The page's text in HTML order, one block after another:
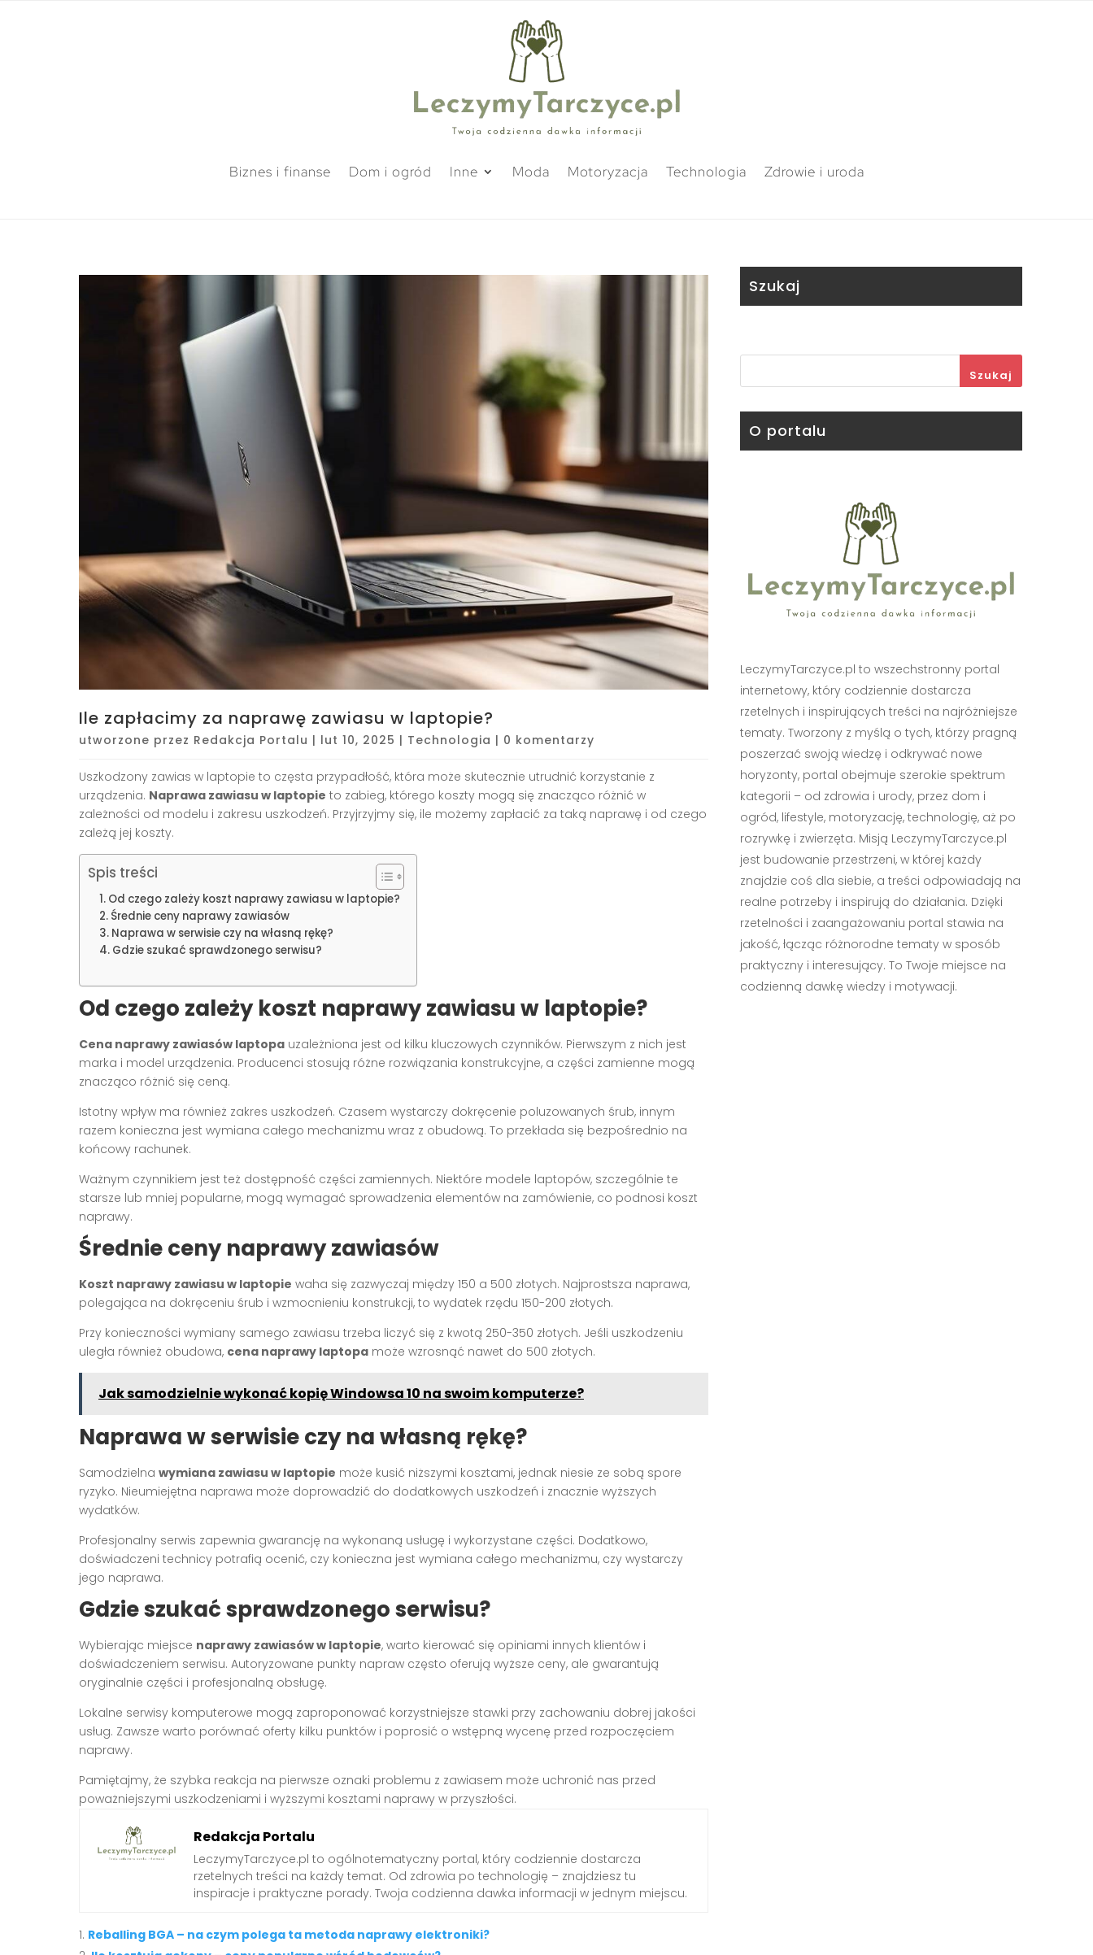
Biznes i finanse Dom i ogród Inne Moda Motoryzacja Technologia Zdrowie i uroda
Ile zapłacimy za naprawę zawiasu w laptopie?
utworzone przez Redakcja Portalu | lut 10, 2025 | Technologia | 0 komentarzy
Uszkodzony zawias w laptopie to częsta przypadłość, która może skutecznie utrudnić korzystanie z
urządzenia. Naprawa zawiasu w laptopie to zabieg, którego koszty mogą się znacząco różnić w
zależności od modelu i zakresu uszkodzeń. Przyjrzyjmy się, ile możemy zapłacić za taką naprawę i od czego
zależą jej koszty.
Spis treści
Od czego zależy koszt naprawy zawiasu w laptopie?
Średnie ceny naprawy zawiasów
Naprawa w serwisie czy na własną rękę?
Gdzie szukać sprawdzonego serwisu?
Od czego zależy koszt naprawy zawiasu w laptopie?
Cena naprawy zawiasów laptopa uzależniona jest od kilku kluczowych czynników. Pierwszym z nich jest
marka i model urządzenia. Producenci stosują różne rozwiązania konstrukcyjne, a części zamienne mogą
znacząco różnić się ceną.
Istotny wpływ ma również zakres uszkodzeń. Czasem wystarczy dokręcenie poluzowanych śrub, innym
razem konieczna jest wymiana całego mechanizmu wraz z obudową. To przekłada się bezpośrednio na
końcowy rachunek.
Ważnym czynnikiem jest też dostępność części zamiennych. Niektóre modele laptopów, szczególnie te
starsze lub mniej popularne, mogą wymagać sprowadzenia elementów na zamówienie, co podnosi koszt
naprawy.
Średnie ceny naprawy zawiasów
Koszt naprawy zawiasu w laptopie waha się zazwyczaj między 150 a 500 złotych. Najprostsza naprawa,
polegająca na dokręceniu śrub i wzmocnieniu konstrukcji, to wydatek rzędu 150-200 złotych.
Przy konieczności wymiany samego zawiasu trzeba liczyć się z kwotą 250-350 złotych. Jeśli uszkodzeniu
uległa również obudowa, cena naprawy laptopa może wzrosnąć nawet do 500 złotych.
Jak samodzielnie wykonać kopię Windowsa 10 na swoim komputerze?
Naprawa w serwisie czy na własną rękę?
Samodzielna wymiana zawiasu w laptopie może kusić niższymi kosztami, jednak niesie ze sobą spore
ryzyko. Nieumiejętna naprawa może doprowadzić do dodatkowych uszkodzeń i znacznie wyższych
wydatków.
Profesjonalny serwis zapewnia gwarancję na wykonaną usługę i wykorzystane części. Dodatkowo,
doświadczeni technicy potrafią ocenić, czy konieczna jest wymiana całego mechanizmu, czy wystarczy
jego naprawa.
Gdzie szukać sprawdzonego serwisu?
Wybierając miejsce naprawy zawiasów w laptopie, warto kierować się opiniami innych klientów i
doświadczeniem serwisu. Autoryzowane punkty napraw często oferują wyższe ceny, ale gwarantują
oryginalnie części i profesjonalną obsługę.
Lokalne serwisy komputerowe mogą zaproponować korzystniejsze stawki przy zachowaniu dobrej jakości
usług. Zawsze warto porównać oferty kilku punktów i poprosić o wstępną wycenę przed rozpoczęciem
naprawy.
Pamiętajmy, że szybka reakcja na pierwsze oznaki problemu z zawiasem może uchronić nas przed
poważniejszymi uszkodzeniami i wyższymi kosztami naprawy w przyszłości.
Redakcja Portalu
LeczymyTarczyce.pl to ogólnotematyczny portal, który codziennie dostarcza
rzetelnych treści na każdy temat. Od zdrowia po technologię – znajdziesz tu
inspiracje i praktyczne porady. Twoja codzienna dawka informacji w jednym miejscu.
Reballing BGA – na czym polega ta metoda naprawy elektroniki?
Szukaj
Szukaj
O portalu
LeczymyTarczyce.pl to wszechstronny portal
internetowy, który codziennie dostarcza
rzetelnych i inspirujących treści na najróżniejsze
tematy. Tworzony z myślą o tych, którzy pragną
poszerzać swoją wiedzę i odkrywać nowe
horyzonty, portal obejmuje szerokie spektrum
kategorii – od zdrowia i urody, przez dom i
ogród, lifestyle, motoryzację, technologię, aż po
rozrywkę i zwierzęta. Misją LeczymyTarczyce.pl
jest budowanie przestrzeni, w której każdy
znajdzie coś dla siebie, a treści odpowiadają na
realne potrzeby i inspirują do działania. Dzięki
rzetelności i zaangażowaniu portal stawia na
jakość, łącząc różnorodne tematy w sposób
praktyczny i interesujący. To Twoje miejsce na
codzienną dawkę wiedzy i motywacji.